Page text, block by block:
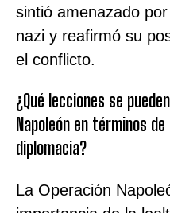
sintió amenazado
nazi y reafirmó su
el conflicto.
¿Qué lecciones se
Napoleón en términos
diplomacia?
La Operación